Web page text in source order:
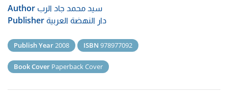
Author سيد محمد جاد الرب
Publisher دار النهضة العربية
Publish Year2008 ISBN 978977092
Book Cover Paperback Cover